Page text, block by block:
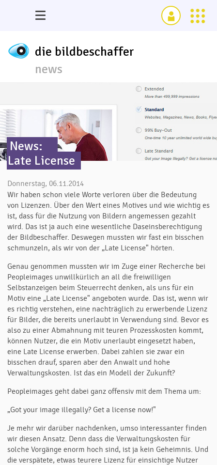
die bildbeschaffer
news
News:
Late License
Donnerstag, 06.11.2014
Wir haben schon viele Worte verloren über die Bedeutung
von Lizenzen. Über den Wert eines Motives und wie wichtig es
ist, dass für die Nutzung von Bildern angemessen gezahlt
wird. Das ist ja auch eine wesentliche Daseinsberechtigung
der Bildbeschaffer. Deswegen mussten wir fast ein bisschen
schmunzeln, als wir von der „Late License" hörten.
Genau genommen mussten wir im Zuge einer Recherche bei
Peopleimages unwillkürlich an all die freiwilligen
Selbstanzeigen beim Steuerrecht denken, als uns für ein
Motiv eine „Late License" angeboten wurde. Das ist, wenn wir
es richtig verstehen, eine nachträglich zu erwerbende Lizenz
für Bilder, die bereits unerlaubt in Verwendung sind. Bevor es
also zu einer Abmahnung mit teuren Prozesskosten kommt,
können Nutzer, die ein Motiv unerlaubt eingesetzt haben,
eine Late License erwerben. Dabei zahlen sie zwar ein
bisschen drauf, sparen aber den Anwalt und hohe
Verwaltungskosten. Ist das ein Modell der Zukunft?
Peopleimages geht dabei ganz offensiv mit dem Thema um:
„Got your image illegally? Get a license now!"
Je mehr wir darüber nachdenken, umso interessanter finden
wir diesen Ansatz. Denn dass die Verwaltungskosten für
solche Vorgänge enorm hoch sind, ist ja kein Geheimnis. Und
die verspätete, etwas teurere Lizenz für einsichtige Nutzer